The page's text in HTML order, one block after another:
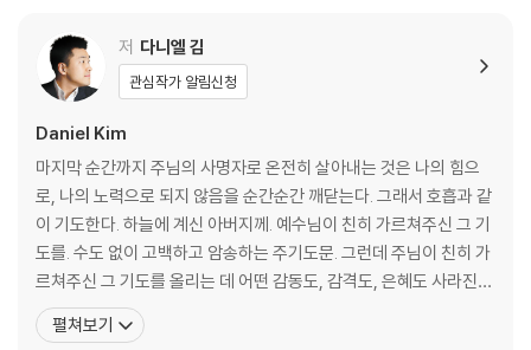
07 하나님의 침묵 앞에서
08 여호와를 경외하는 법
09 감사 속에서 누리는 안식
PART 4 마지막 때를 사는 자, 위로를 받으리라
10 지금은 노아의 때
11 모든 위로의 하나님
에필로그
저 다니엘 김
관심작가 알림신청
Daniel Kim
마지막 순간까지 주님의 사명자로 온전히 살아내는 것은 나의 힘으
로, 나의 노력으로 되지 않음을 순간순간 깨닫는다. 그래서 호흡과 같
이 기도한다. 하늘에 계신 아버지께. 예수님이 친히 가르쳐주신 그 기
도를. 수도 없이 고백하고 암송하는 주기도문. 그런데 주님이 친히 가
르쳐주신 그 기도를 올리는 데 어떤 감동도, 감격도, 은혜도 사라진
지 오래다. 그러나 저자는 경험했다. 주기도문으로 깊이 들어갈 때 영
혼이 소생되는 것을. 그 은혜를 함께 나누고자 주기도문의 간구 하나
펼쳐보기